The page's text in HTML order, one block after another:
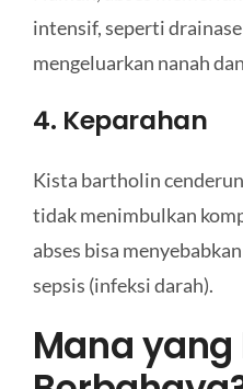
intensif, seperti
mengeluarkan nanah
4. Keparahan
Kista bartholin
tidak menimbulkan
abses bisa
sepsis (infeksi darah).
Mana yang